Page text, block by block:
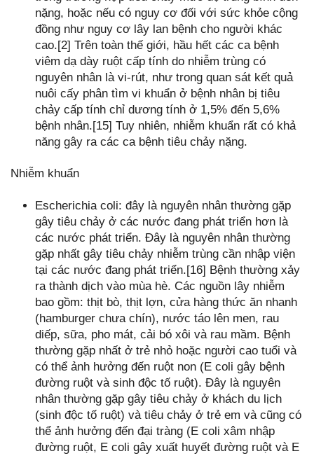
nặng, hoặc nếu có nguy cơ đối với sức khỏe cộng
đồng như nguy cơ lây lan bệnh cho người khác
cao.[2] Trên toàn thế giới, hầu hết các ca bệnh
viêm dạ dày ruột cấp tính do nhiễm trùng có
nguyên nhân là vi-rút, như trong quan sát kết quả
nuôi cấy phân tìm vi khuẩn ở bệnh nhân bị tiêu
chảy cấp tính chỉ dương tính ở 1,5% đến 5,6%
bệnh nhân.[15] Tuy nhiên, nhiễm khuẩn rất có khả
năng gây ra các ca bệnh tiêu chảy nặng.
Nhiễm khuẩn
Escherichia coli: đây là nguyên nhân thường gặp
gây tiêu chảy ở các nước đang phát triển hơn là
các nước phát triển. Đây là nguyên nhân thường
gặp nhất gây tiêu chảy nhiễm trùng cần nhập viện
tại các nước đang phát triển.[16] Bệnh thường xảy
ra thành dịch vào mùa hè. Các nguồn lây nhiễm
bao gồm: thịt bò, thịt lợn, cửa hàng thức ăn nhanh
(hamburger chưa chín), nước táo lên men, rau
diếp, sữa, pho mát, cải bó xôi và rau mầm. Bệnh
thường gặp nhất ở trẻ nhỏ hoặc người cao tuổi và
có thể ảnh hưởng đến ruột non (E coli gây bệnh
đường ruột và sinh độc tố ruột). Đây là nguyên
nhân thường gặp gây tiêu chảy ở khách du lịch
(sinh độc tố ruột) và tiêu chảy ở trẻ em và cũng có
thể ảnh hưởng đến đại tràng (E coli xâm nhập
đường ruột, E coli gây xuất huyết đường ruột và E